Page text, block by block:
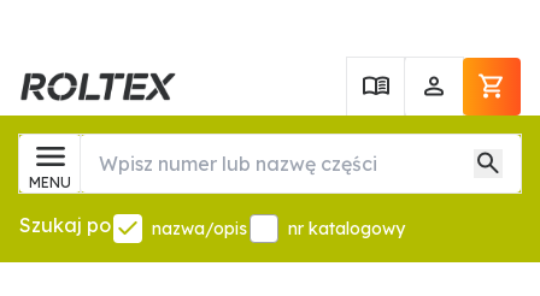
MENU
Szukaj po nazwa/opis nr katalogowy